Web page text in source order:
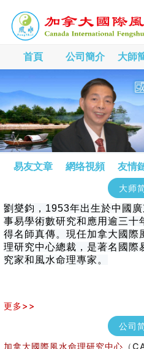
首頁 公司簡介 大師
易友文章 網络視頻 友情
大师
劉燮鈞，1953年出生於中國廣
事易學術數研究和應用逾三十
得名師真傳。現任加拿大國際
理研究中心總裁，是著名國際
究家和風水命理專家。
更多>>
公司
加拿大國際風水命理研究中心 （